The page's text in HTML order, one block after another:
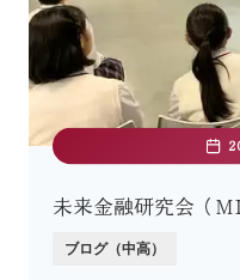
未来金融研究会（
ブログ（中高）